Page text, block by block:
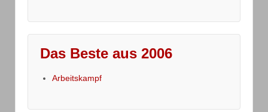
Das Beste aus 2006
Arbeitskampf